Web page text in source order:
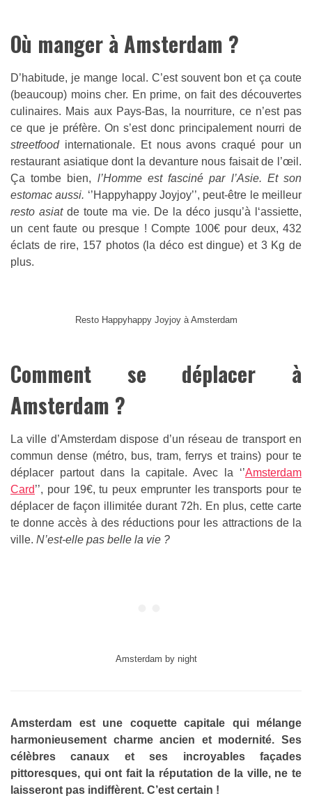
Où manger à Amsterdam ?
D’habitude, je mange local. C’est souvent bon et ça coute
(beaucoup) moins cher. En prime, on fait des découvertes
culinaires. Mais aux Pays-Bas, la nourriture, ce n’est pas
ce que je préfère. On s’est donc principalement nourri de
streetfood internationale. Et nous avons craqué pour un
restaurant asiatique dont la devanture nous faisait de l’œil.
Ça tombe bien, l’Homme est fasciné par l’Asie. Et son
estomac aussi. ‘’Happyhappy Joyjoy’’, peut-être le meilleur
resto asiatde toute ma vie. De la déco jusqu’à l‘assiette,
un cent faute ou presque ! Compte 100€ pour deux, 432
éclats de rire, 157 photos (la déco est dingue) et 3 Kg de
plus.
Resto Happyhappy Joyjoy à Amsterdam
Comment se déplacer à
Amsterdam ?
La ville d’Amsterdam dispose d’un réseau de transport en
commun dense (métro, bus, tram, ferrys et trains) pour te
déplacer partout dans la capitale. Avec la ‘’Amsterdam
Card’’, pour 19€, tu peux emprunter les transports pour te
déplacer de façon illimitée durant 72h. En plus, cette carte
te donne accès à des réductions pour les attractions de la
ville. N’est-elle pas belle la vie ?
Amsterdam by night
Amsterdam est une coquette capitale qui mélange
harmonieusement charme ancien et modernité. Ses
célèbres canaux et ses incroyables façades
pittoresques, qui ont fait la réputation de la ville, ne te
laisseront pas indiffèrent. C’est certain !